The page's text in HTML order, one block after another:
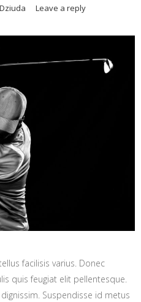
Leave a reply
facilisis varius. Donec
quis feugiat elit pellentesque.
Suspendisse id metus